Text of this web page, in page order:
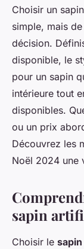
Top
votre
2024
Wassim• 10
Choisir un
simple, mais
décision.
disponible, le
pour un sapin
intérieure tout
disponibles.
ou un prix
Découvrez les
Noël 2024 une
sapin
Choisir le